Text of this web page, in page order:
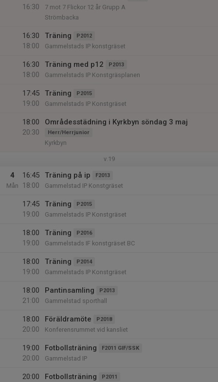
16:30
7 mot 7 Flickor 12 år Grupp A
Strömbacka
16:30
18:00
Träning P2012
Gammelstads IP konstgräset
16:30
18:00
Träning med p12 P2013
Gammelstads IP Konstgräsplanen
17:45
19:00
Träning P2015
Gammelstads IP Konstgräset
18:00
20:30
Områdesstädning i Kyrkbyn söndag 3 maj
Herr/Herrjunior
Kyrkbyn
v.19
4
Mån
16:45
18:00
Träning på ip F2013
Gammelstad IP Konstgräset
17:45
19:00
Träning P2015
Gammelstads IP Konstgräset
18:00
19:00
Träning P2016
Gammelstads IF konstgräset BC
18:00
19:00
Träning P2014
Gammelstads IP Konstgräset
18:00
21:00
Pantinsamling P2013
Gammelstad sporthall
18:00
20:00
Föräldramöte P2018
Konferensrummet vid kansliet
19:00
20:00
Fotbollsträning F2011 GIF/SSK
Gammelstad IP
20:00
Fotbollsträning P2011